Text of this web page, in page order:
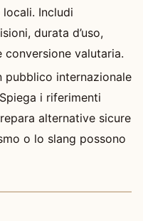
Includi
durata d’uso,
valutaria.
pubblico internazionale
i riferimenti
alternative sicure
o lo slang possono